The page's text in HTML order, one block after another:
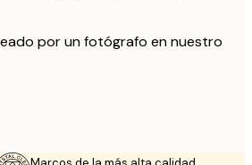
por un fotógrafo en nuestro